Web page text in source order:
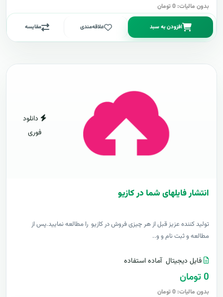
بدون مالیات: 0 تومان
افزودن به سبد علاقه‌مندی مقایسه
دانلود
فوری
انتشار فایلهای شما در کازیو
توليد کننده عزيز قبل از هر چیزی فروش در کازیو را مطالعه نمایید.پس از
مطالعه و ثبت نام و و..
فایل دیجیتال آماده استفاده
0 تومان
بدون مالیات: 0 تومان